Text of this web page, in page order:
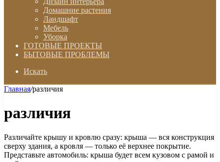
Домашние растения
Ландшафт
Мебель
Уборка
ГОТОВЫЕ ПРОЕКТЫ
БЫТОВЫЕ ПРОБЛЕМЫ
Искать
Главная/различия
различия
Различайте крышу и кровлю сразу: крыша — вся конструкция
сверху здания, а кровля — только её верхнее покрытие.
Представьте автомобиль: крыша будет всем кузовом с рамой и